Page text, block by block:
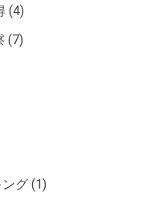
(4)
(7)
グ (1)